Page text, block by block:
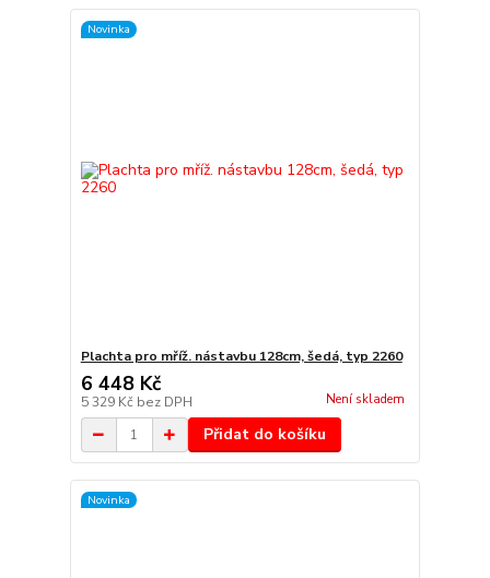
Novinka
Plachta pro mříž. nástavbu 128cm, šedá, typ 2260
6 448 Kč
5 329 Kč bez DPH Není skladem
Přidat do košíku
Novinka